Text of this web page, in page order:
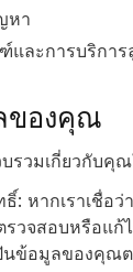
หา
ละการบริการ
ของคุณ
บรวมเกี่ยวกับ
: หากเราเชื่อ
วจสอบหรือแ
นข้อมูลของคุ